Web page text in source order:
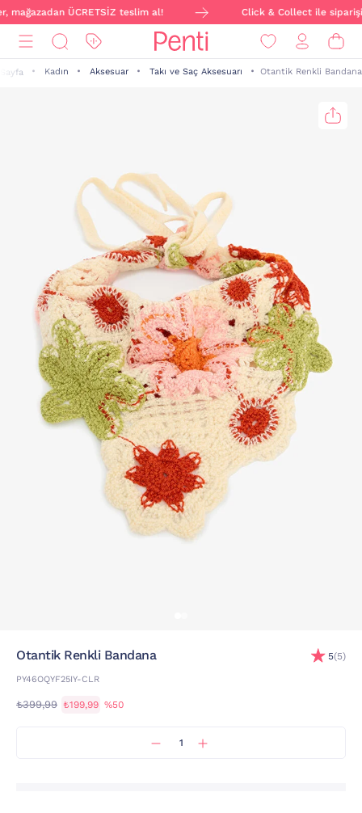
ÜCRETSİZ teslim al! Click & Collect ile
Kadın Aksesuar Takı ve Saç Aksesuarı Otantik Renkli Bandana
Otantik Renkli Bandana
PY46OQYF25IY-CLR
5(5)
₺399,99 ₺199,99 %50